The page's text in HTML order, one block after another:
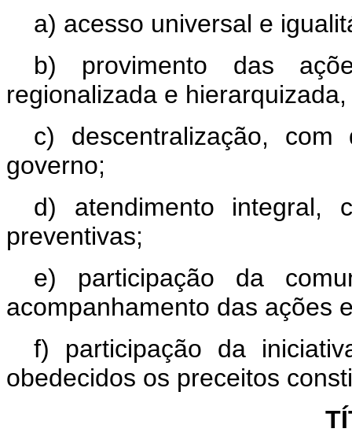
a) acesso universal e
b) provimento das
regionalizada e
c) descentralização,
governo;
d) atendimento integral,
preventivas;
e) participação da
acompanhamento das ações
f) participação da
obedecidos os preceitos